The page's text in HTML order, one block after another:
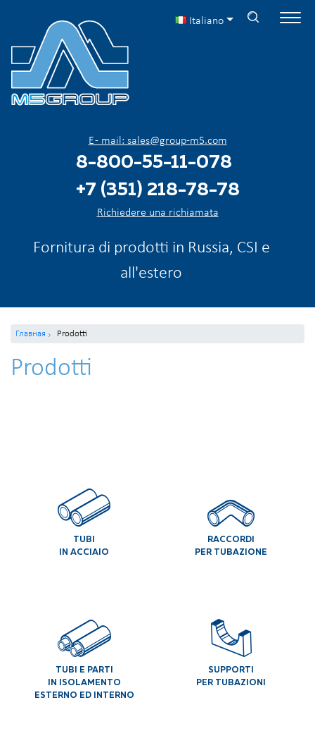
Italiano
E - mail: sales@group-m5.com
8-800-55-11-078
+7 (351) 218-78-78
Richiedere una richiamata
Fornitura di prodotti in Russia, CSI e
all'estero
Главная Prodotti
Prodotti
TUBI
IN ACCIAIO
RACCORDI
PER TUBAZIONE
TUBI E PARTI
IN ISOLAMENTO
ESTERNO ED INTERNO
SUPPORTI
PER TUBAZIONI